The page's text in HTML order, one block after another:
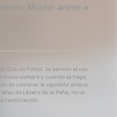
Mucho ánimo a
Club de Fútbol. Se permite el uso
siempre y cuando se haga
de contener el siguiente enlace:
de Lázaro de la Peña, no se
reutilización.